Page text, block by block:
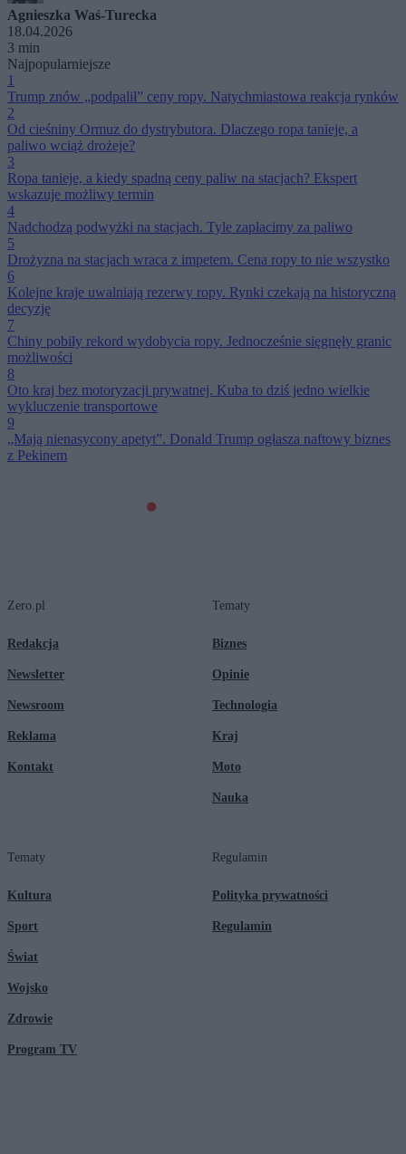
Agnieszka Waś-Turecka
18.04.2026
3 min
Najpopularniejsze
1
Trump znów „podpalił” ceny ropy. Natychmiastowa reakcja rynków
2
Od cieśniny Ormuz do dystrybutora. Dlaczego ropa tanieje, a
paliwo wciąż drożeje?
3
Ropa tanieje, a kiedy spadną ceny paliw na stacjach? Ekspert
wskazuje możliwy termin
4
Nadchodzą podwyżki na stacjach. Tyle zapłacimy za paliwo
5
Drożyzna na stacjach wraca z impetem. Cena ropy to nie wszystko
6
Kolejne kraje uwalniają rezerwy ropy. Rynki czekają na historyczną
decyzję
7
Chiny pobiły rekord wydobycia ropy. Jednocześnie sięgnęły granic
możliwości
8
Oto kraj bez motoryzacji prywatnej. Kuba to dziś jedno wielkie
wykluczenie transportowe
9
„Mają nienasycony apetyt”. Donald Trump ogłasza naftowy biznes
z Pekinem
Zero.pl
Redakcja
Newsletter
Newsroom
Reklama
Kontakt
Tematy
Biznes
Opinie
Technologia
Kraj
Moto
Nauka
Tematy
Kultura
Sport
Świat
Wojsko
Zdrowie
Program TV
Regulamin
Polityka prywatności
Regulamin